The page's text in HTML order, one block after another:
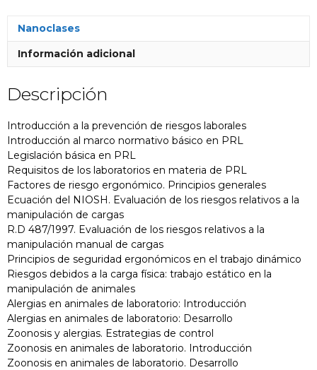
Nanoclases
Información adicional
Descripción
Introducción a la prevención de riesgos laborales
Introducción al marco normativo básico en PRL
Legislación básica en PRL
Requisitos de los laboratorios en materia de PRL
Factores de riesgo ergonómico. Principios generales
Ecuación del NIOSH. Evaluación de los riesgos relativos a la
manipulación de cargas
R.D 487/1997. Evaluación de los riesgos relativos a la
manipulación manual de cargas
Principios de seguridad ergonómicos en el trabajo dinámico
Riesgos debidos a la carga física: trabajo estático en la
manipulación de animales
Alergias en animales de laboratorio: Introducción
Alergias en animales de laboratorio: Desarrollo
Zoonosis y alergias. Estrategias de control
Zoonosis en animales de laboratorio. Introducción
Zoonosis en animales de laboratorio. Desarrollo